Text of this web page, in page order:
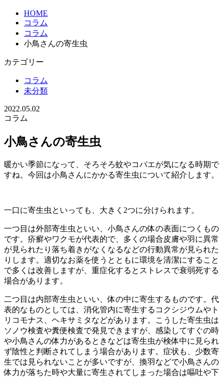
HOME
コラム
コラム
小鳥さんの寄生虫
カテゴリー
コラム
未分類
2022.05.02
コラム
小鳥さんの寄生虫
暖かい季節になって、そろそろ蚊やコバエが気になる時期で
すね。今回は小鳥さんにかかる寄生虫について紹介します。
一口に寄生虫といっても、大きく2つに分けられます。
一つ目は外部寄生虫といい、小鳥さんの体の表面につくもの
です。疥癬やワクモが代表的で、多くの場合皮膚や羽に異常
が見られたり落ち着きがなくなるなどの行動異常が見られた
りします。適切なお薬を使うとともに環境を清潔にすること
で多くは改善しますが、重症化するとストレスで衰弱死する
場合があります。
二つ目は内部寄生虫といい、体の中に寄生するものです。代
表的なものとしては、消化管内に寄生するコクシジウムやト
リコモナス、ヘキサミタなどがあります。こうした寄生虫は
ソノウ検査や糞便検査で発見できますが、感染してすぐの時
や小鳥さんの体力があるときなどは寄生虫が検体中に見られ
ず陰性と判断されてしまう場合があります。症状も、少数寄
生では見られないことが多いですが、換羽などで小鳥さんの
体力が落ちた時や大量に寄生されてしまった場合は嘔吐や下